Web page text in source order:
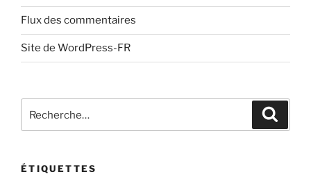
Flux des commentaires
Site de WordPress-FR
pour
ÉTIQUETTES